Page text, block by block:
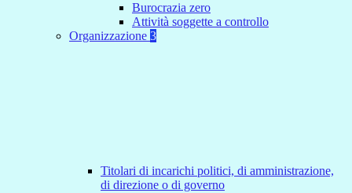
Burocrazia zero
Attività soggette a controllo
Organizzazione 3
Titolari di incarichi politici, di amministrazione,
di direzione o di governo